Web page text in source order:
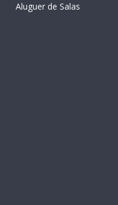
Aluguer de Salas